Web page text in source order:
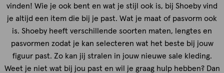
vinden! Wie je ook bent en wat je stijl ook is, bij Shoeby vind
je altijd een item die bij je past. Wat je maat of pasvorm ook
is. Shoeby heeft verschillende soorten maten, lengtes en
pasvormen zodat je kan selecteren wat het beste bij jouw
figuur past. Zo kan jij stralen in jouw nieuwe sale kleding.
Weet je niet wat bij jou past en wil je graag hulp hebben? Dan